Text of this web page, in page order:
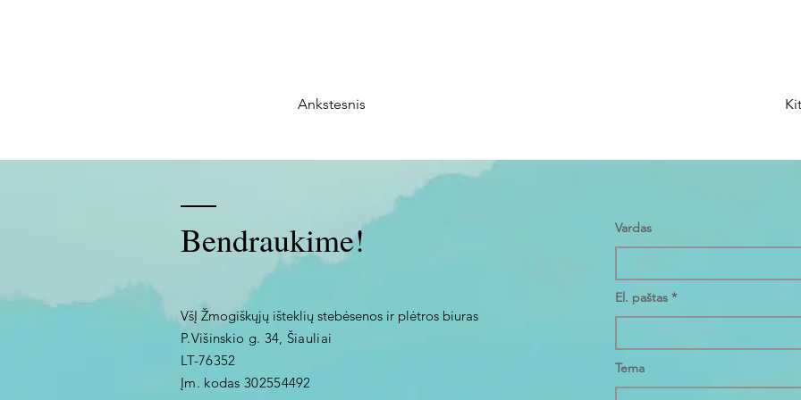
Ankstesnis
Bendraukime!
VšĮ Žmogiškųjų išteklių stebėsenos ir plėtros biuras
P.Višinskio g. 34, Šiauliai
LT-76352
Įm. kodas 302554492
Vardas
El. paštas
Tema